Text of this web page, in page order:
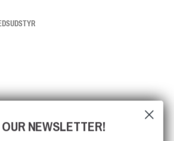
NEWSLETTER!